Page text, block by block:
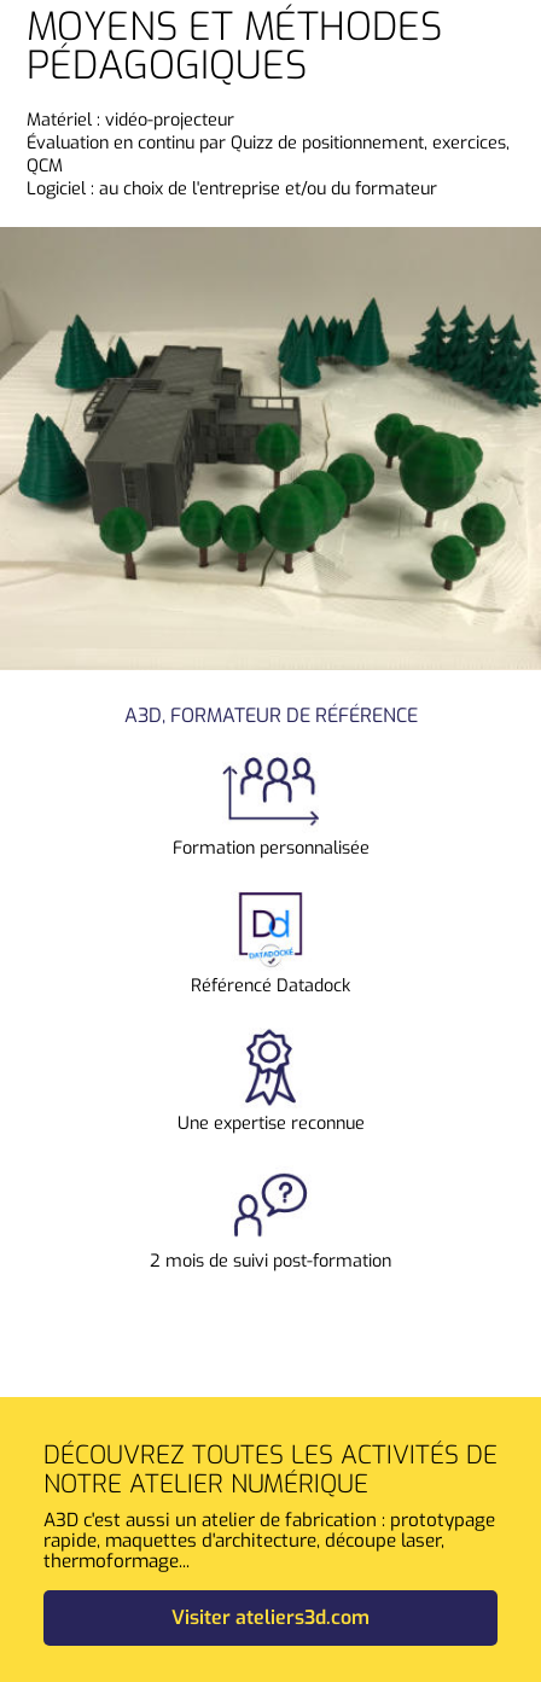
MOYENS ET MÉTHODES
PÉDAGOGIQUES
Matériel : vidéo-projecteur
Évaluation en continu par Quizz de positionnement, exercices,
QCM
Logiciel : au choix de l'entreprise et/ou du formateur
A3D, FORMATEUR DE RÉFÉRENCE
Formation personnalisée
Référencé Datadock
Une expertise reconnue
2 mois de suivi post-formation
DÉCOUVREZ TOUTES LES ACTIVITÉS DE
NOTRE ATELIER NUMÉRIQUE
A3D c'est aussi un atelier de fabrication : prototypage
rapide, maquettes d'architecture, découpe laser,
thermoformage...
Visiter ateliers3d.com